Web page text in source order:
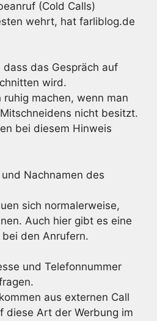
(Cold Calls)
wehrt, hat farliblog.de
dass das Gespräch auf
wird.
ruhig machen, wenn man
nicht besitzt.
bei diesem Hinweis
Nachnamen des
sich normalerweise,
Auch hier gibt es eine
den Anrufern.
und Telefonnummer
aus externen Call
diese Art der Werbung im